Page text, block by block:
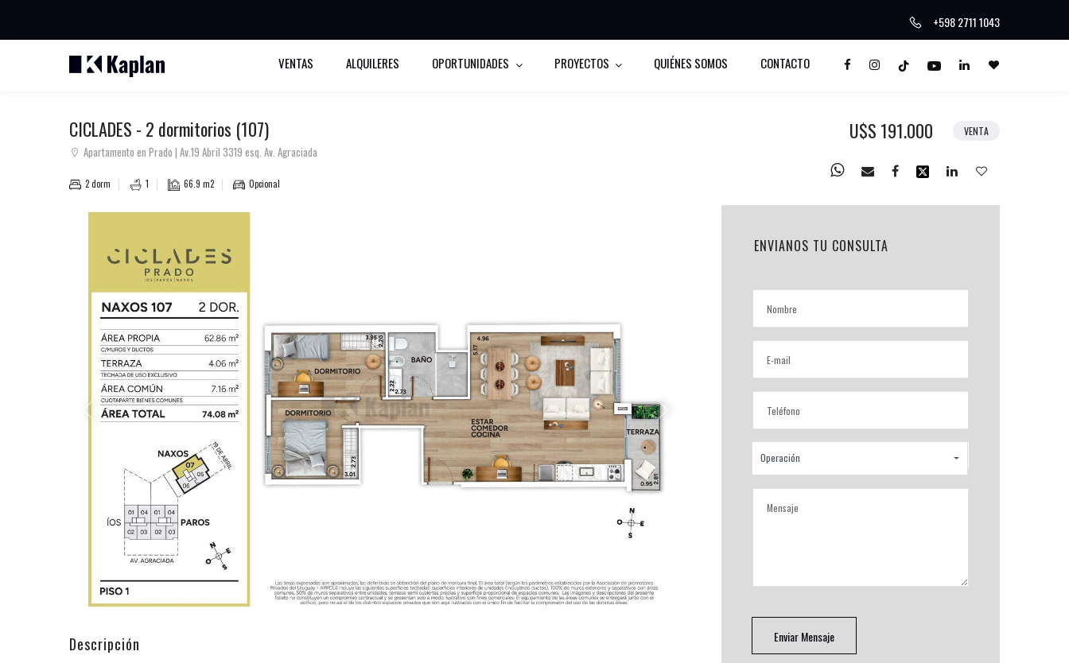
+598 2711 1043
VENTAS ALQUILERES OPORTUNIDADES PROYECTOS QUIÉNES SOMOS CONTACTO
CICLADES - 2 dormitorios (107)
Apartamento en Prado | Av.19 Abril 3319 esq. Av. Agraciada
2 dorm 1 66.9 m2 Opcional
U$S 191.000 VENTA
Descripción
ENVIANOS TU CONSULTA
Operación
Enviar Mensaje